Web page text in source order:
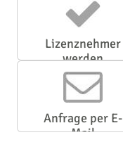
Lizenznehmer
werden
Anfrage per E-
Mail